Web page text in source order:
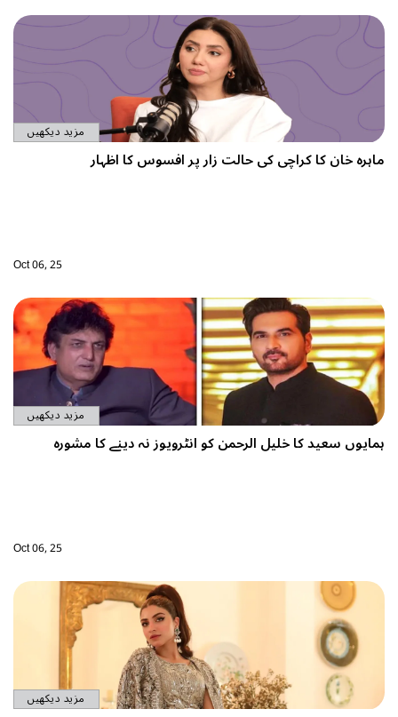
مزید دیکھیں
خان کا کراچی کی حالت زار پر افسوس کا اظہار
Oct 06, 25
مزید دیکھیں
سعید کا خلیل الرحمن کو انٹرویوز نہ دینے کا مشورہ
Oct 06, 25
مزید دیکھیں